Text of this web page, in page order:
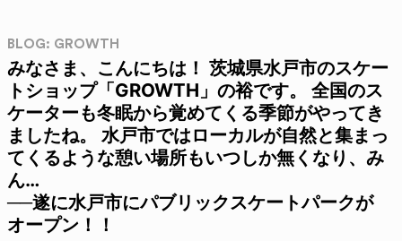
BLOG: GROWTH
みなさま、こんにちは！ 茨城県水戸市のスケー
トショップ「GROWTH」の裕です。 全国のス
ケーターも冬眠から覚めてくる季節がやってき
ましたね。 水戸市ではローカルが自然と集まっ
てくるような憩い場所もいつしか無くなり、み
ん…
──遂に水戸市にパブリックスケートパークが
オープン！！